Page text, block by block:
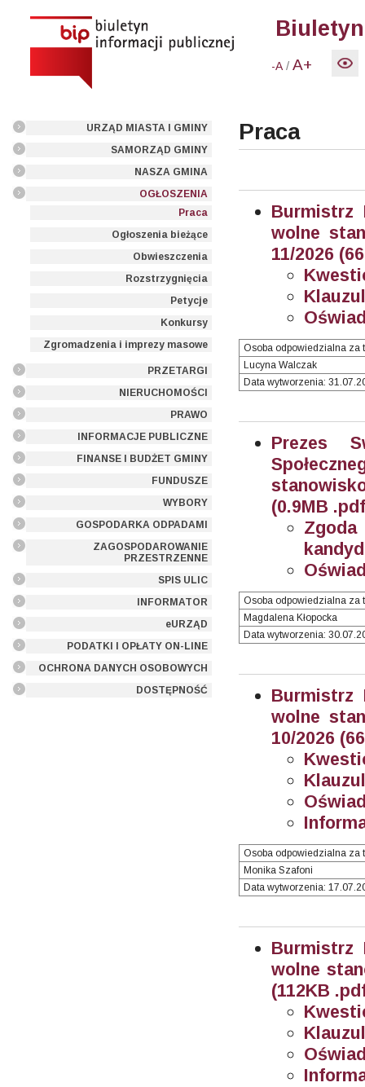
-A /A+
URZĄD MIASTA I GMINY
SAMORZĄD GMINY
NASZA GMINA
OGŁOSZENIA
Praca
Ogłoszenia bieżące
Obwieszczenia
Rozstrzygnięcia
Petycje
Konkursy
Zgromadzenia i imprezy masowe
PRZETARGI
NIERUCHOMOŚCI
PRAWO
INFORMACJE PUBLICZNE
FINANSE I BUDŻET GMINY
FUNDUSZE
WYBORY
GOSPODARKA ODPADAMI
ZAGOSPODAROWANIE
PRZESTRZENNE
SPIS ULIC
INFORMATOR
eURZĄD
PODATKI I OPŁATY ON-LINE
OCHRONA DANYCH OSOBOWYCH
DOSTĘPNOŚĆ
Praca
Burmistrz
wolne
11/2026
Osoba odpowiedzialna za
Lucyna Walczak
Data wytworzenia:
Prezes
(0.9MB
Osoba odpowiedzialna za
Magdalena Kłopocka
Data wytworzenia:
Burmistrz
wolne
10/2026
Osoba odpowiedzialna za
Monika Szafoni
Data wytworzenia:
Burmistrz
wolne
(112KB